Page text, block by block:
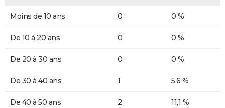
Moins de 10 ans 0 0 %
De 10 à 20 ans 0 0 %
De 20 à 30 ans 0 0 %
De 30 à 40 ans 1 5,6 %
De 40 à 50 ans 2 11,1 %